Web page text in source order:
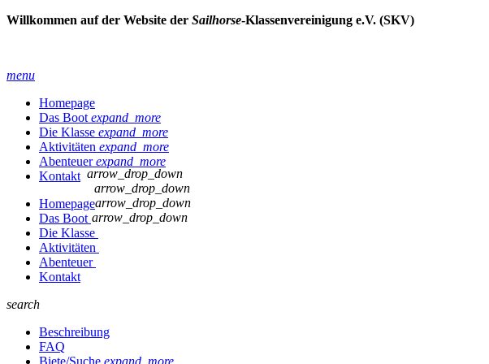
Willkommen auf der Website der Sailhorse-Klassenvereinigung e.V. (SKV)
menu
Homepage
Das Boot expand_more
Die Klasse expand_more
Aktivitäten expand_more
Abenteuerexpand_more
Kontakt
Homepage
Das Boot
arrow_drop_down
Die Klasse
arrow_drop_down
Aktivitäten
arrow_drop_down
Abenteuer
arrow_drop_down
Kontakt
search
Beschreibung
FAQ
Biete/Suche expand_more